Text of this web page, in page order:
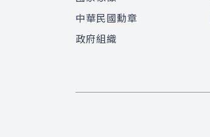
中華民國勳章
政府組織